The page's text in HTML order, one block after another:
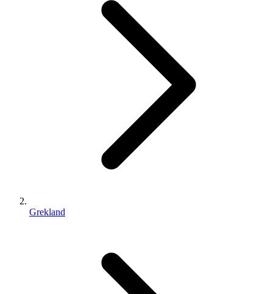
Grekland